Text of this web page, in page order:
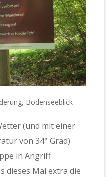
Bodenseeblick
(und mit einer
von 34° Grad)
in Angriff
dieses Mal extra die